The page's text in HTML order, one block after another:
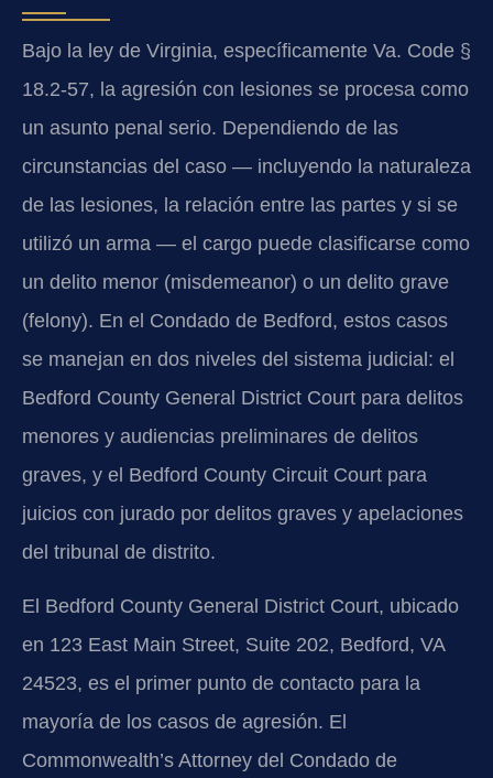
Bajo la ley de Virginia, específicamente Va. Code §
18.2-57, la agresión con lesiones se procesa como
un asunto penal serio. Dependiendo de las
circunstancias del caso — incluyendo la naturaleza
de las lesiones, la relación entre las partes y si se
utilizó un arma — el cargo puede clasificarse como
un delito menor (misdemeanor) o un delito grave
(felony). En el Condado de Bedford, estos casos
se manejan en dos niveles del sistema judicial: el
Bedford County General District Court para delitos
menores y audiencias preliminares de delitos
graves, y el Bedford County Circuit Court para
juicios con jurado por delitos graves y apelaciones
del tribunal de distrito.
El Bedford County General District Court, ubicado
en 123 East Main Street, Suite 202, Bedford, VA
24523, es el primer punto de contacto para la
mayoría de los casos de agresión. El
Commonwealth’s Attorney del Condado de